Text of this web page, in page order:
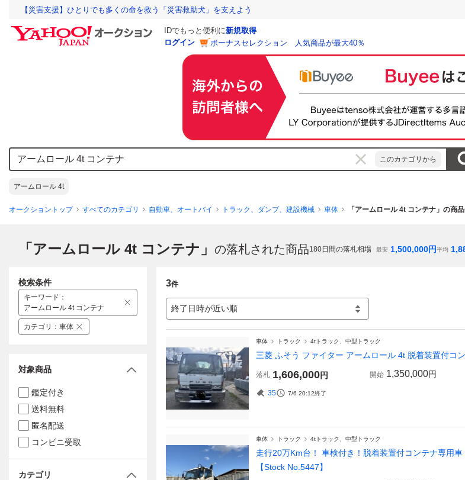
【災害支援】ひとりでも多くの命を救う「災害救助犬」を支えよう
IDでもっと便利に新規取得
ログイン
ボーナスセレクション 人気商品が最大40％
このカテゴリから
アームロール 4t
オークショントップ すべてのカテゴリ 自動車、オートバイ トラック、ダンプ、建設機械 車体 「アームロール 4t コンテナ」の商
「アームロール 4t コンテナ」 の落札された商品180日間の落札相場 最安 1,500,000円平均
3件
終了日時が近い順
車体 トラック 4tトラック、中型トラック
三菱 ふそう ファイター アームロール 4t 脱着装置付コ
落札 1,606,000円 開始 1,350,000円
35 7/6 20:12終了
車体 トラック 4tトラック、中型トラック
走行20万Km台！ 車検付き！脱着装置付コンテナ専用
【Stock No.5447】
検索条件
キーワード ：
アームロール 4t コンテナ
カテゴリ ： 車体
対象商品
鑑定付き
送料無料
匿名配送
コンビニ受取
カテゴリ